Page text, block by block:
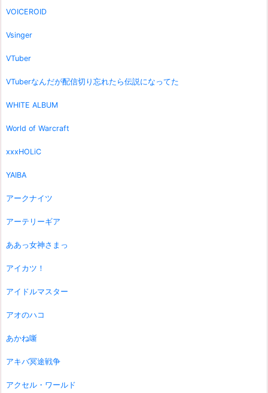
VOICEROID
Vsinger
VTuber
VTuberなんだが配信切り忘れたら伝説になってた
WHITE ALBUM
World of Warcraft
xxxHOLiC
YAIBA
アークナイツ
アーテリーギア
ああっ女神さまっ
アイカツ！
アイドルマスター
アオのハコ
あかね噺
アキバ冥途戦争
アクセル・ワールド